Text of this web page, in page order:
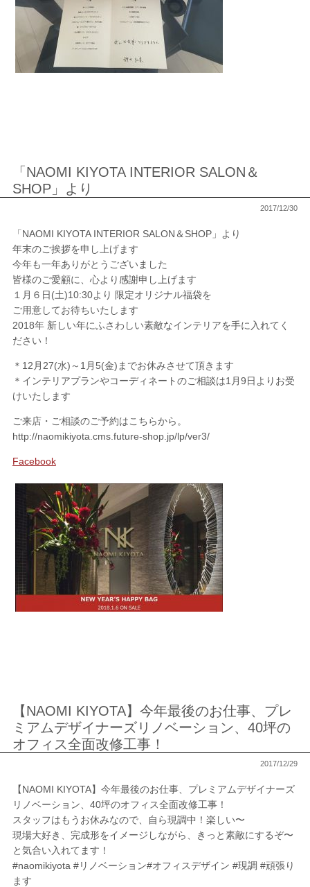
BED ROOM ベッドルーム
My Page マイページ
「NAOMI KIYOTA INTERIOR SALON＆
SHOP」より
2017/12/30
「NAOMI KIYOTA INTERIOR SALON＆SHOP」より
年末のご挨拶を申し上げます
今年も一年ありがとうございました
皆様のご愛顧に、心より感謝申し上げます
１月６日(土)10:30より 限定オリジナル福袋を
ご用意してお待ちいたします
2018年 新しい年にふさわしい素敵なインテリアを手に入れてく
ださい！
＊12月27(水)～1月5(金)までお休みさせて頂きます
＊インテリアプランやコーディネートのご相談は1月9日よりお受
けいたします
ご来店・ご相談のご予約はこちらから。
http://naomikiyota.cms.future-shop.jp/lp/ver3/
Facebook
【NAOMI KIYOTA】今年最後のお仕事、プレ
ミアムデザイナーズリノベーション、40坪の
オフィス全面改修工事！
2017/12/29
【NAOMI KIYOTA】今年最後のお仕事、プレミアムデザイナーズ
リノベーション、40坪のオフィス全面改修工事！
スタッフはもうお休みなので、自ら現調中！楽しい〜
現場大好き、完成形をイメージしながら、きっと素敵にするぞ〜
と気合い入れてます！
#naomikiyota #リノベーション#オフィスデザイン #現調 #頑張り
ます